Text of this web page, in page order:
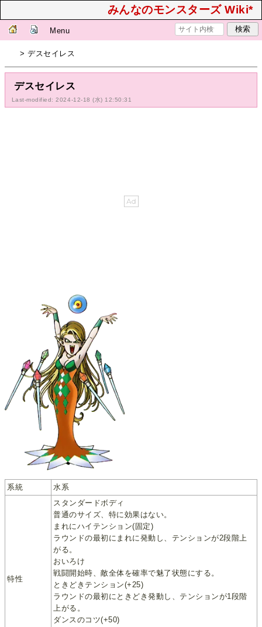
みんなのモンスターズ Wiki*
Menu
> デスセイレス
デスセイレス
Last-modified: 2024-12-18 (水) 12:50:31
系統 水系
特性
スタンダードボディ
普通のサイズ、特に効果はない。
まれにハイテンション(固定)
ラウンドの最初にまれに発動し、テンションが2段階上
がる。
おいろけ
戦闘開始時、敵全体を確率で魅了状態にする。
ときどきテンション(+25)
ラウンドの最初にときどき発動し、テンションが1段階
上がる。
ダンスのコツ(+50)